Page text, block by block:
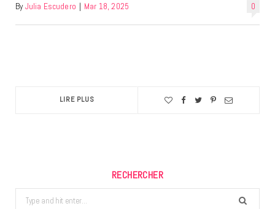
0
By Julia Escudero | Mar 18, 2025
LIRE PLUS
RECHERCHER
Search